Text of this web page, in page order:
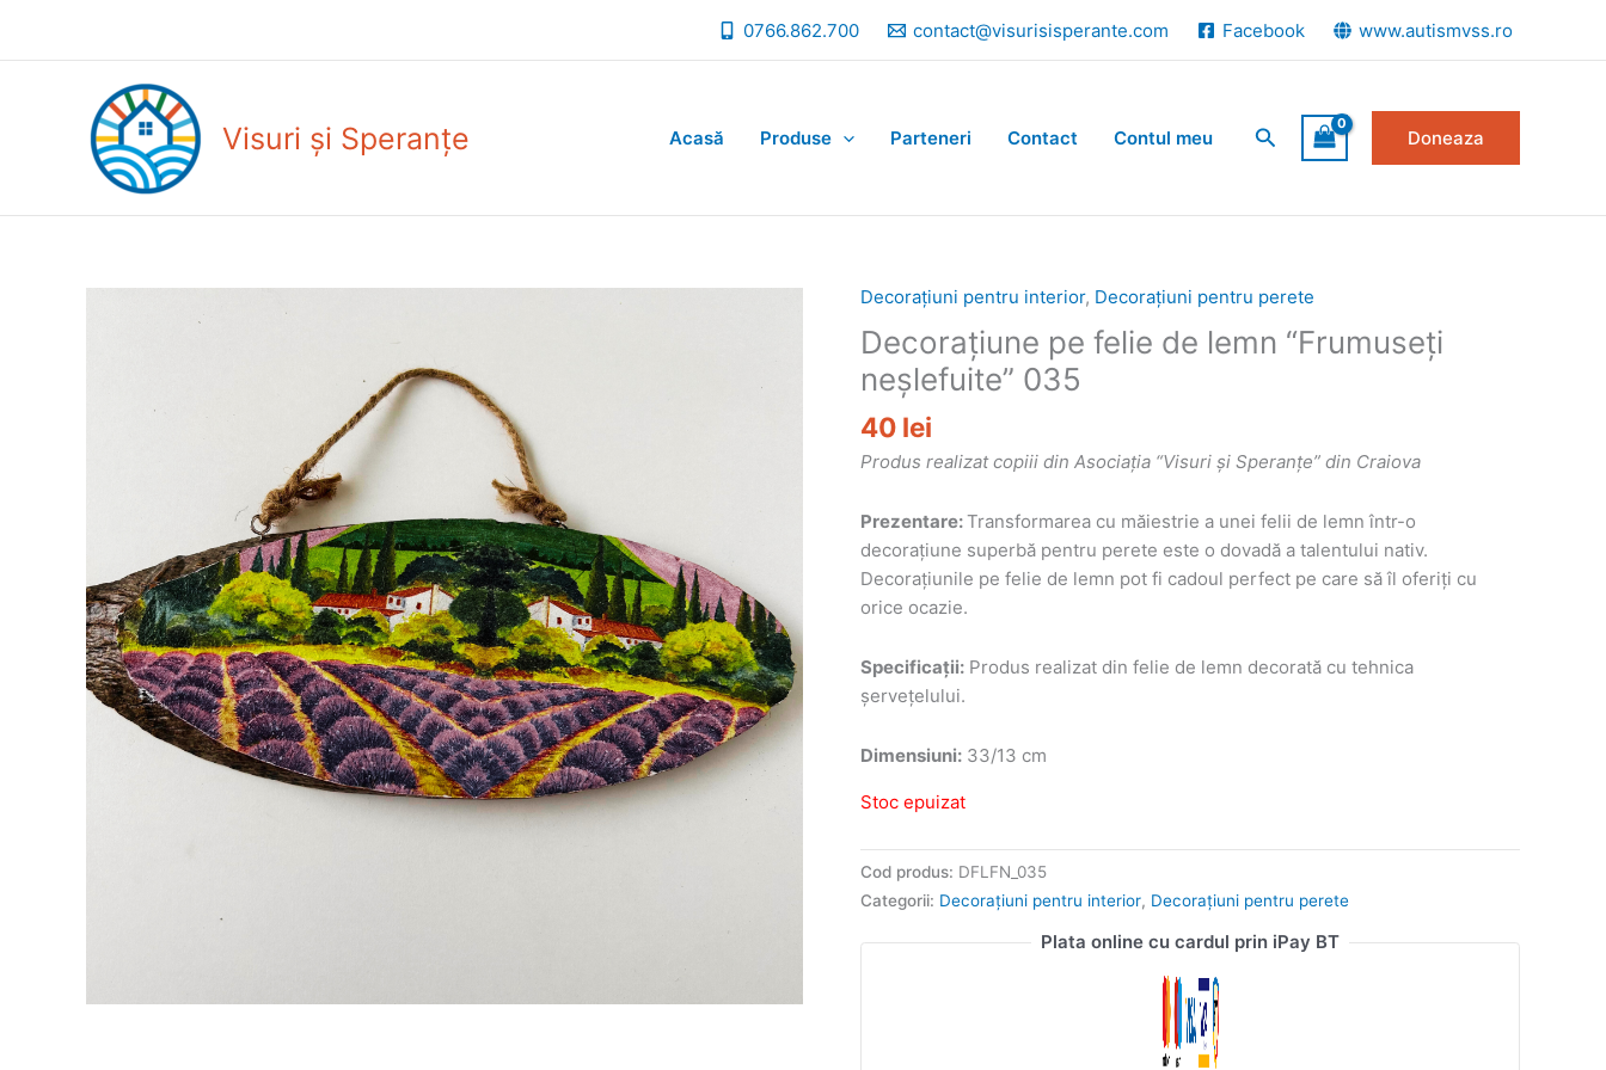
0766.862.700 contact@visurisisperante.com Facebook www.autismvss.ro
Visuri și Speranțe Acasă Produse Parteneri Contact Contul meu Search Doneaza
Decorațiuni pentru interior, Decorațiuni pentru perete
Decorațiune pe felie de lemn “Frumuseți
neșlefuite” 035
40 lei
Produs realizat copiii din Asociația “Visuri și Speranțe” din Craiova
Prezentare:Transformarea cu măiestrie a unei felii de lemn într-o
decorațiune superbă pentru perete este o dovadă a talentului nativ.
Decorațiunile pe felie de lemn pot fi cadoul perfect pe care să îl oferiți cu
orice ocazie.
Specificații: Produs realizat din felie de lemn decorată cu tehnica
șervețelului.
Dimensiuni: 33/13 cm
Stoc epuizat
Cod produs: DFLFN_035
Categorii: Decorațiuni pentru interior, Decorațiuni pentru perete
Plata online cu cardul prin iPay BT